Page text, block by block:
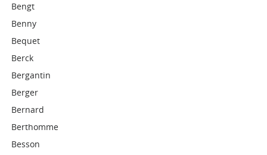
Bengt
Benny
Bequet
Berck
Bergantin
Berger
Bernard
Berthomme
Besson